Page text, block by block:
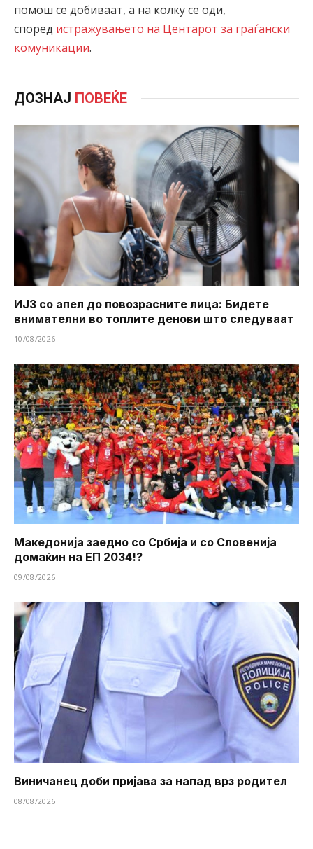
помош се добиваат, а на колку се оди,
според истражувањето на Центарот за граѓански
комуникации.
ДОЗНАЈ ПОВЕЌЕ
ИЈЗ со апел до повозрасните лица: Бидете
внимателни во топлите денови што следуваат
10/08/2026
Македонија заедно со Србија и со Словенија
домаќин на ЕП 2034!?
09/08/2026
Виничанец доби пријава за напад врз родител
08/08/2026